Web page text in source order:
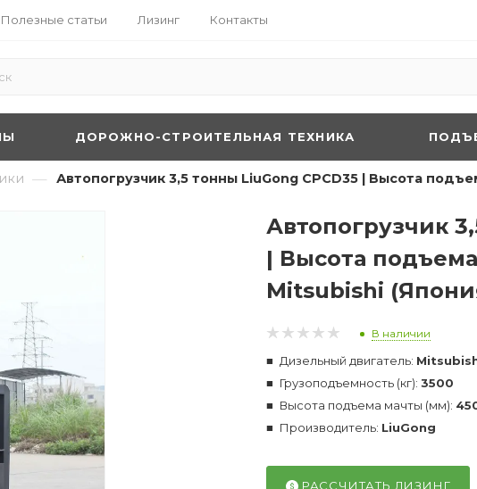
Полезные статьи Лизинг Контакты
ДОРОЖНО-СТРОИТЕЛЬНАЯ ТЕХНИКА
— Автопогрузчик 3,5 тонны LiuGong CPCD35 | Высота
Автопогрузчик
| Высота
Mitsubishi
В наличии
Дизельный двигатель:
Грузоподъемность (кг): 3500
Высота подъема мачты (мм):
Производитель: LiuGong
РАССЧИТАТЬ ЛИЗИНГ